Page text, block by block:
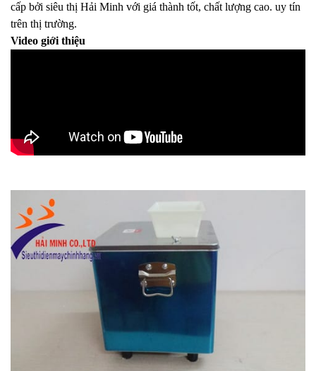
cấp bởi siêu thị Hải Minh với giá thành tốt, chất lượng cao. uy tín
trên thị trường.
Video giới thiệu